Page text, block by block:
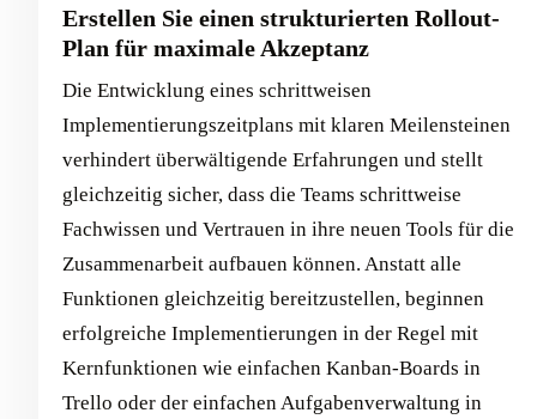
Erstellen Sie einen strukturierten Rollout-
Plan für maximale Akzeptanz
Die Entwicklung eines schrittweisen
Implementierungszeitplans mit klaren Meilensteinen
verhindert überwältigende Erfahrungen und stellt
gleichzeitig sicher, dass die Teams schrittweise
Fachwissen und Vertrauen in ihre neuen Tools für die
Zusammenarbeit aufbauen können. Anstatt alle
Funktionen gleichzeitig bereitzustellen, beginnen
erfolgreiche Implementierungen in der Regel mit
Kernfunktionen wie einfachen Kanban-Boards in
Trello oder der einfachen Aufgabenverwaltung in